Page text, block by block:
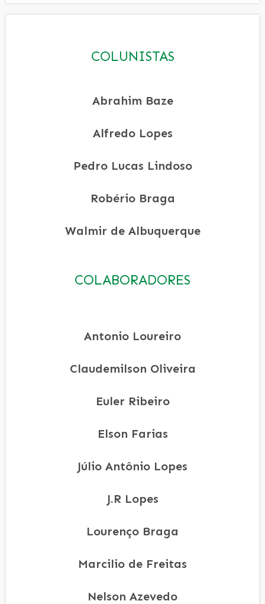
COLUNISTAS
Abrahim Baze
Alfredo Lopes
Pedro Lucas Lindoso
Robério Braga
Walmir de Albuquerque
COLABORADORES
Antonio Loureiro
Claudemilson Oliveira
Euler Ribeiro
Elson Farias
Júlio Antônio Lopes
J.R Lopes
Lourenço Braga
Marcilio de Freitas
Nelson Azevedo